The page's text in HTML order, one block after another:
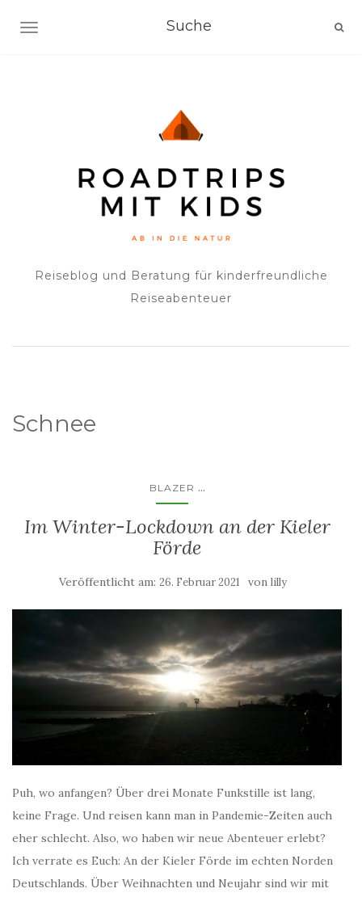
NAVIGATION EIN-/AUSSCHALTEN
Reiseblog und Beratung für kinderfreundliche
Reiseabenteuer
Schnee
BLAZER ...
Im Winter-Lockdown an der Kieler
Förde
Veröffentlicht am: 26. Februar 2021 von lilly
Puh, wo anfangen? Über drei Monate Funkstille ist lang,
keine Frage. Und reisen kann man in Pandemie-Zeiten auch
eher schlecht. Also, wo haben wir neue Abenteuer erlebt?
Ich verrate es Euch: An der Kieler Förde im echten Norden
Deutschlands. Über Weihnachten und Neujahr sind wir mit